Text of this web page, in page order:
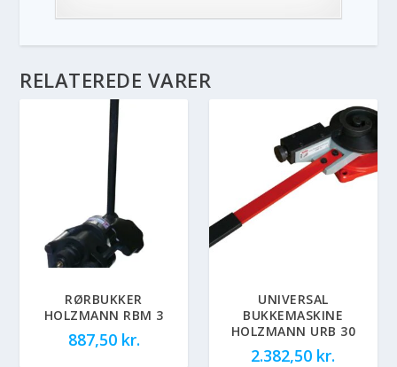
RELATEREDE VARER
RØRBUKKER
HOLZMANN RBM 3
887,50 kr.
UNIVERSAL
BUKKEMASKINE
HOLZMANN URB 30
2.382,50 kr.